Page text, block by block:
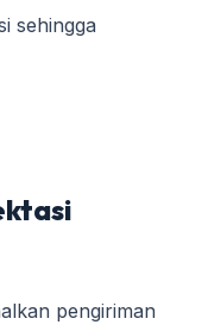
sehingga
pengiriman